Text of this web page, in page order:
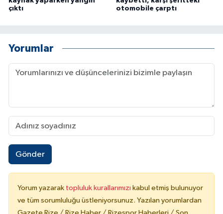
çıktı
otomobile çarptı
Yorumlar
Gönder
Yorum yazarak topluluk kurallarımızı kabul etmiş bulunuyor
ve tüm sorumluluğu üstleniyorsunuz. Yazılan yorumlardan